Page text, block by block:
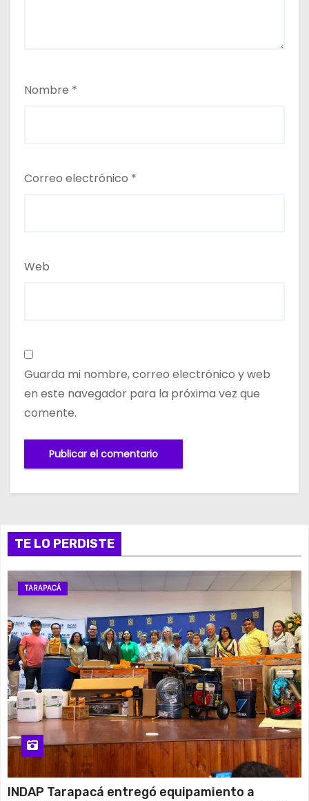
Nombre *
Correo electrónico *
Web
Guarda mi nombre, correo electrónico y web
en este navegador para la próxima vez que
comente.
TE LO PERDISTE
TARAPACÁ
INDAP Tarapacá entregó equipamiento a